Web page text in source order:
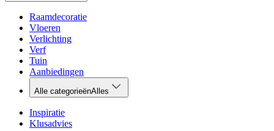
Raamdecoratie
Vloeren
Verlichting
Verf
Tuin
Aanbiedingen
Alle categorieënAlles
Inspiratie
Klusadvies